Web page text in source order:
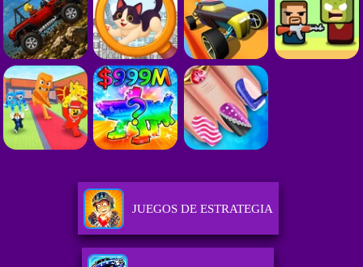
JUEGOS DE ESTRATEGIA